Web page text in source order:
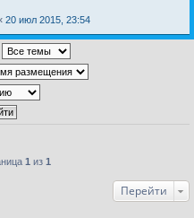
20 июл 2015, 23:54
1 из 1
Перейти